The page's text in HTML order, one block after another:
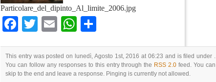
Particolare_del_dipinto_Al_limite_2006.jpg
Facebook
TwitterEmailWhatsApp
This entry was posted on lunedì, Agosto 1st, 2016 at 06:23 and is filed under .
You can follow any responses to this entry through the RSS 2.0 feed. You can
skip to the end and leave a response. Pinging is currently not allowed.